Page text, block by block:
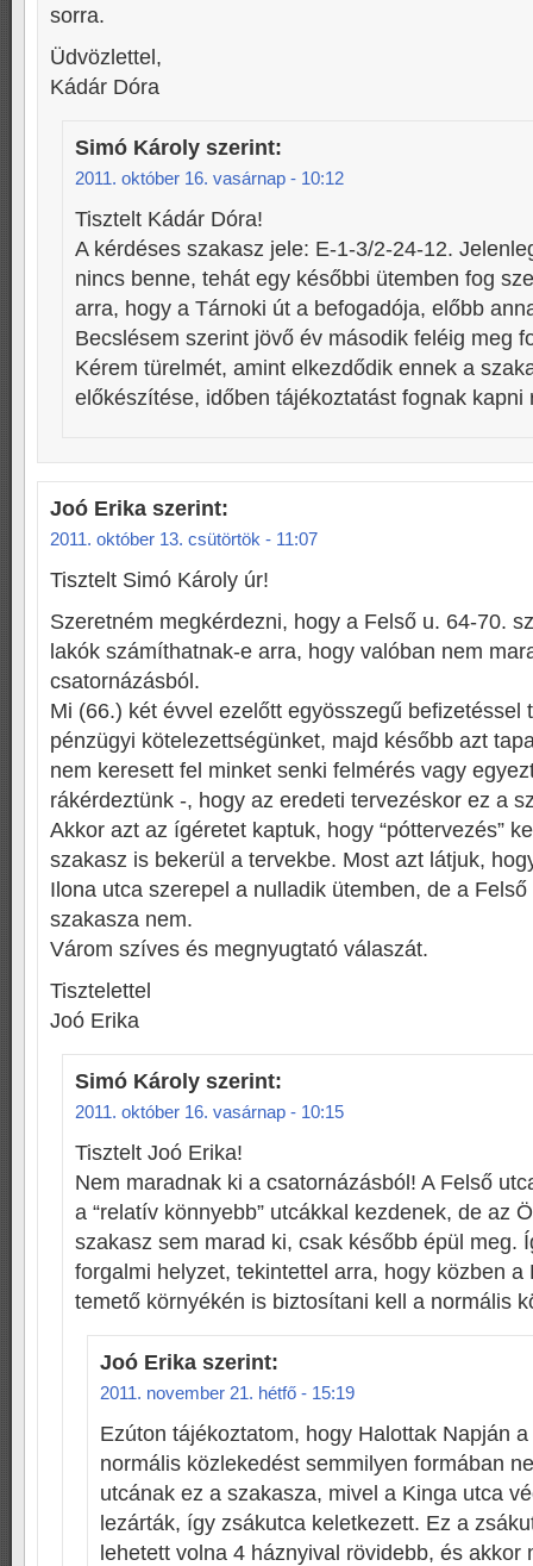
sorra.
Üdvözlettel,
Kádár Dóra
Simó Károly szerint:
2011. október 16. vasárnap - 10:12
Tisztelt Kádár Dóra!
A kérdéses szakasz jele: E-1-3/2-24-12.
nincs benne, tehát egy későbbi ütemben fog
arra, hogy a Tárnoki út a befogadója, előbb
Becslésem szerint jövő év második feléig meg
Kérem türelmét, amint elkezdődik ennek a
előkészítése, időben tájékoztatást fognak kapni
Joó Erika szerint:
2011. október 13. csütörtök - 11:07
Tisztelt Simó Károly úr!
Szeretném megkérdezni, hogy a Felső u. 64-70.
lakók számíthatnak-e arra, hogy valóban nem
csatornázásból.
Mi (66.) két évvel ezelőtt egyösszegű befizetéssel
pénzügyi kötelezettségünket, majd később azt
nem keresett fel minket senki felmérés vagy
rákérdeztünk -, hogy az eredeti tervezéskor ez a
Akkor azt az ígéretet kaptuk, hogy “póttervezés”
szakasz is bekerül a tervekbe. Most azt látjuk,
Ilona utca szerepel a nulladik ütemben, de a
szakasza nem.
Várom szíves és megnyugtató válaszát.
Tisztelettel
Joó Erika
Simó Károly szerint:
2011. október 16. vasárnap - 10:15
Tisztelt Joó Erika!
Nem maradnak ki a csatornázásból! A Felső
a “relatív könnyebb” utcákkal kezdenek, de az
szakasz sem marad ki, csak később épül meg.
forgalmi helyzet, tekintettel arra, hogy közben a
temető környékén is biztosítani kell a normális
Joó Erika szerint:
2011. november 21. hétfő - 15:19
Ezúton tájékoztatom, hogy Halottak Napján
normális közlekedést semmilyen formában
utcának ez a szakasza, mivel a Kinga utca
lezárták, így zsákutca keletkezett. Ez a
lehetett volna 4 háznyival rövidebb, és akkor